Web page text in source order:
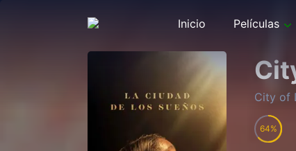
Inicio Películas
City of
64